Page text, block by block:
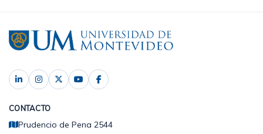
CONTACTO
Prudencio de Pena 2544